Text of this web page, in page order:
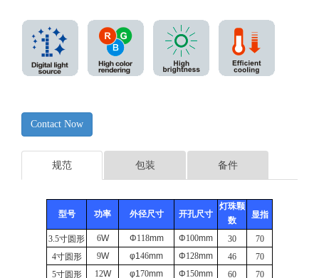
Contact Now
规范 包装 备件
型号 功率 外径尺寸 开孔尺寸
灯珠颗
数
显指
3.5寸圆形 6W Φ118mm Φ100mm 30
70
4寸圆形 9W φ146mm Φ128mm 46
70
5寸圆形 12W φ170mm Φ150mm 60
70